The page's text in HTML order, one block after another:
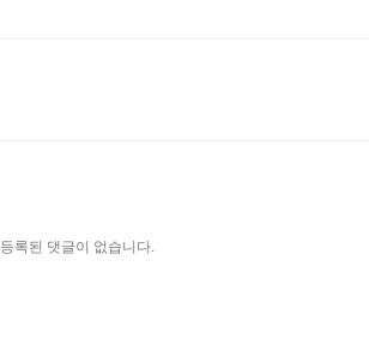
등록된 댓글이 없습니다.